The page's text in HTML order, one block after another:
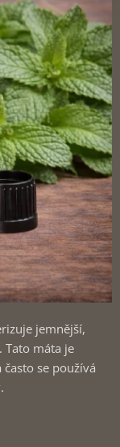
jemnější,
Tato máta je
se používá